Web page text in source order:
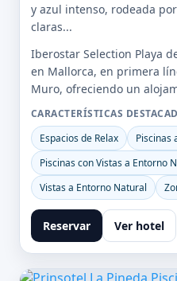
y azul intenso, rodeada
claras...
Iberostar Selection Playa
en Mallorca, en primera
Muro, ofreciendo un
CARACTERÍSTICAS
Espacios de Relax
Piscinas
Piscinas con Vistas a Entorno
Vistas a Entorno Natural
Reservar Ver hotel